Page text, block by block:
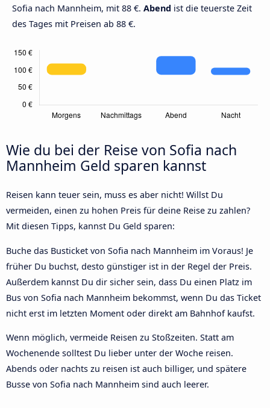
Sofia nach Mannheim, mit 88 €. Abend ist die teuerste Zeit
des Tages mit Preisen ab 88 €.
Wie du bei der Reise von Sofia nach
Mannheim Geld sparen kannst
Reisen kann teuer sein, muss es aber nicht! Willst Du
vermeiden, einen zu hohen Preis für deine Reise zu zahlen?
Mit diesen Tipps, kannst Du Geld sparen:
Buche das Busticket von Sofia nach Mannheim im Voraus! Je
früher Du buchst, desto günstiger ist in der Regel der Preis.
Außerdem kannst Du dir sicher sein, dass Du einen Platz im
Bus von Sofia nach Mannheim bekommst, wenn Du das Ticket
nicht erst im letzten Moment oder direkt am Bahnhof kaufst.
Wenn möglich, vermeide Reisen zu Stoßzeiten. Statt am
Wochenende solltest Du lieber unter der Woche reisen.
Abends oder nachts zu reisen ist auch billiger, und spätere
Busse von Sofia nach Mannheim sind auch leerer.